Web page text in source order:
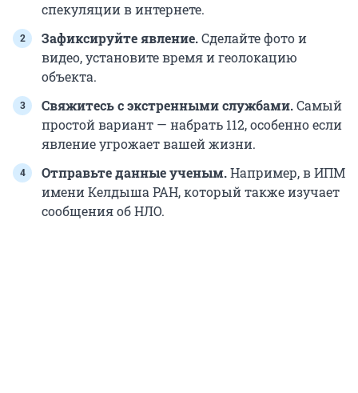
спекуляции в интернете.
Зафиксируйте явление.Сделайте фото и
видео, установите время и геолокацию
объекта.
Свяжитесь с экстренными службами.Самый
простой вариант — набрать 112, особенно если
явление угрожает вашей жизни.
Отправьте данные ученым.Например, в ИПМ
имени Келдыша РАН, который также изучает
сообщения об НЛО.